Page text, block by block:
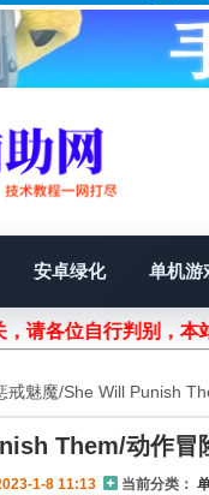
安卓绿化 单机游
请各位自行判别，
戒魅魔/She Will Punish
Them/动作冒
1-8 11:13 当前分类：